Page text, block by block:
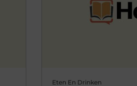
Eten En Drinken